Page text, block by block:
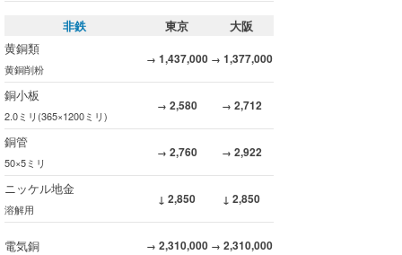
非鉄 東京
大阪
黄銅類
黄銅削粉
→ 1,437,000 → 1,377,000
銅小板
2.0ミリ(365×1200ミリ)
→ 2,580 → 2,712
銅管
50×5ミリ
→ 2,760 → 2,922
ニッケル地金
溶解用
↓ 2,850 ↓ 2,850
電気銅 → 2,310,000 → 2,310,000